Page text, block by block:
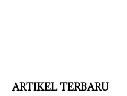
ARTIKEL TERBARU